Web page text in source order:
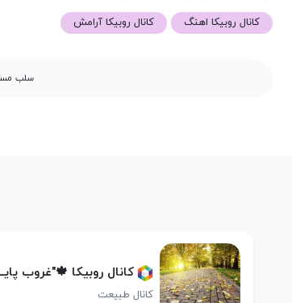
کانال روبیکا اهنگ کانال روبیکا آرامش
سلب
کانال روبیکا 🍁"غروب
کانال طبیعت